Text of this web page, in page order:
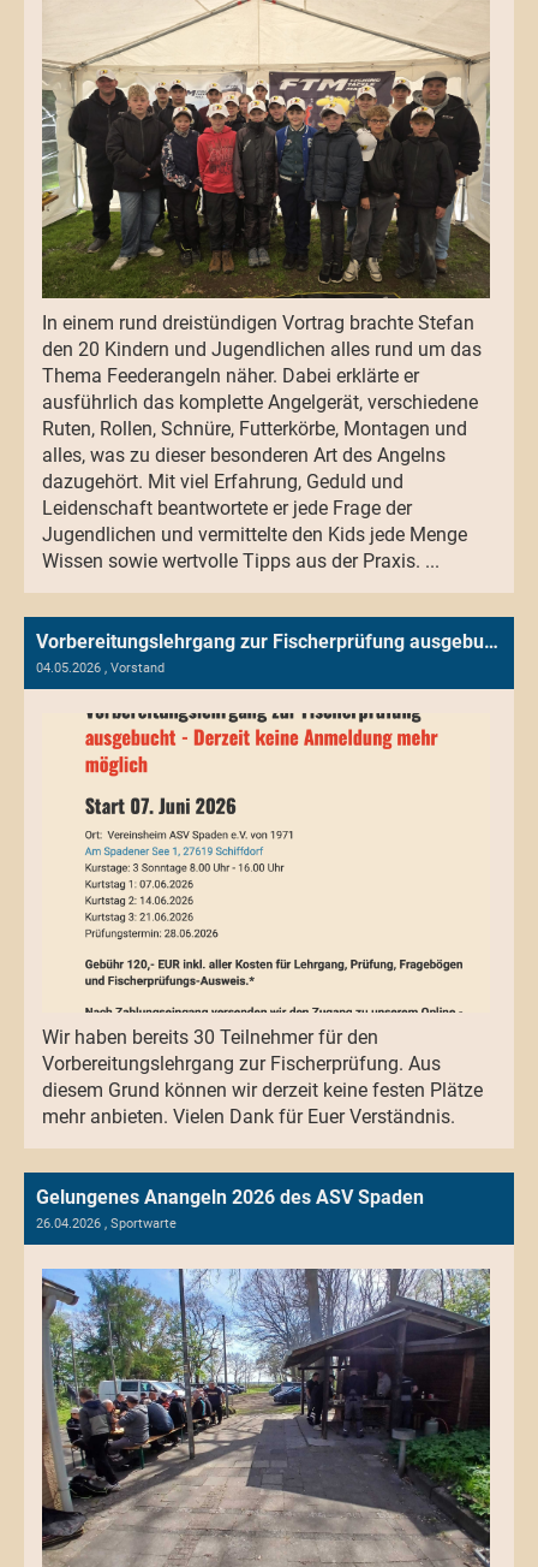
In einem rund dreistündigen Vortrag brachte Stefan
den 20 Kindern und Jugendlichen alles rund um das
Thema Feederangeln näher. Dabei erklärte er
ausführlich das komplette Angelgerät, verschiedene
Ruten, Rollen, Schnüre, Futterkörbe, Montagen und
alles, was zu dieser besonderen Art des Angelns
dazugehört. Mit viel Erfahrung, Geduld und
Leidenschaft beantwortete er jede Frage der
Jugendlichen und vermittelte den Kids jede Menge
Wissen sowie wertvolle Tipps aus der Praxis. ...
Vorbereitungslehrgang zur Fischerprüfung ausgebucht
04.05.2026 , Vorstand
Wir haben bereits 30 Teilnehmer für den
Vorbereitungslehrgang zur Fischerprüfung. Aus
diesem Grund können wir derzeit keine festen Plätze
mehr anbieten. Vielen Dank für Euer Verständnis.
Gelungenes Anangeln 2026 des ASV Spaden
26.04.2026 , Sportwarte